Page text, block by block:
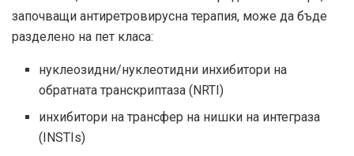
започващи антиретровирусна терапия, може да бъде
разделено на пет класа:
нуклеозидни/нуклеотидни инхибитори на
обратната транскриптаза (NRTI)
инхибитори на трансфер на нишки на интеграза
(INSTIs)